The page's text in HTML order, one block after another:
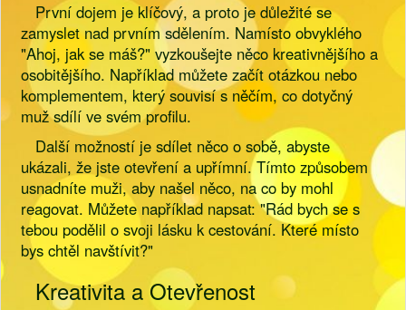
První dojem je klíčový, a proto je důležité se
zamyslet nad prvním sdělením. Namísto obvyklého
"Ahoj, jak se máš?" vyzkoušejte něco kreativnějšího a
osobitějšího. Například můžete začít otázkou nebo
komplementem, který souvisí s něčím, co dotyčný
muž sdílí ve svém profilu.
Další možností je sdílet něco o sobě, abyste
ukázali, že jste otevření a upřímní. Tímto způsobem
usnadníte muži, aby našel něco, na co by mohl
reagovat. Můžete například napsat: "Rád bych se s
tebou podělil o svoji lásku k cestování. Které místo
bys chtěl navštívit?"
Kreativita a Otevřenost